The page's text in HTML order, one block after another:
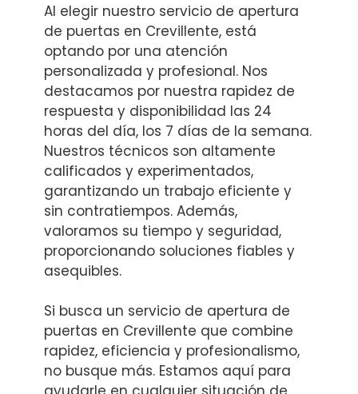
Al elegir nuestro servicio de apertura
de puertas en Crevillente, está
optando por una atención
personalizada y profesional. Nos
destacamos por nuestra rapidez de
respuesta y disponibilidad las 24
horas del día, los 7 días de la semana.
Nuestros técnicos son altamente
calificados y experimentados,
garantizando un trabajo eficiente y
sin contratiempos. Además,
valoramos su tiempo y seguridad,
proporcionando soluciones fiables y
asequibles.
Si busca un servicio de apertura de
puertas en Crevillente que combine
rapidez, eficiencia y profesionalismo,
no busque más. Estamos aquí para